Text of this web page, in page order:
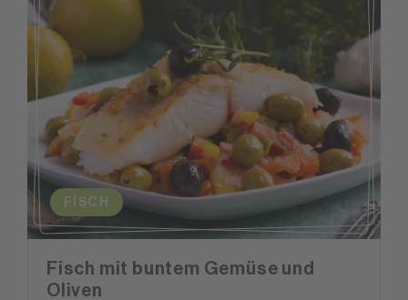
FISCH
Fisch mit buntem Gemüse und
Oliven